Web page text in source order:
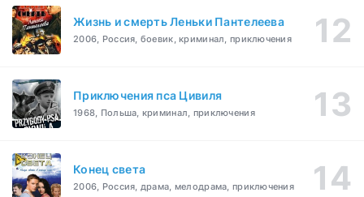
Жизнь и смерть Леньки Пантелеева
2006, Россия, боевик, криминал, приключения
Приключения пса Цивиля
1968, Польша, криминал, приключения
Конец света
2006, Россия, драма, мелодрама, приключения